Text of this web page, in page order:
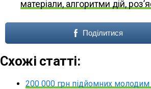
матеріали, алгоритми дій,
Поділитися
Схожі статті:
200 000 грн підйомних молодим